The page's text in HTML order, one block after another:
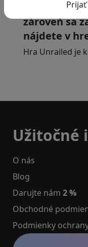
Naučíte sa
zároveň sa
nájdete v
Hra Unrailed je
Užitočné
O nás
Blog
Darujte nám 2 %
Obchodné
Podmienky